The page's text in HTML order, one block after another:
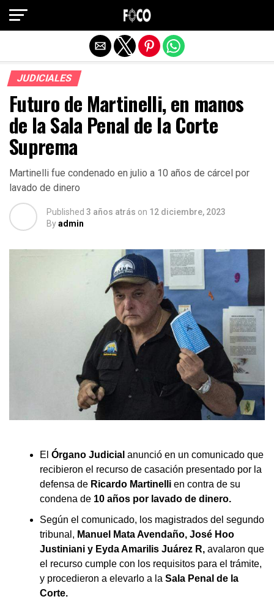
JUDICIALES
Futuro de Martinelli, en manos
de la Sala Penal de la Corte
Suprema
Martinelli fue condenado en julio a 10 años de cárcel por
lavado de dinero
Published 3 años atrás on 12 diciembre, 2023
Byadmin
El Órgano Judicial anunció en un comunicado que
recibieron el recurso de casación presentado por la
defensa de Ricardo Martinelli en contra de su
condena de 10 años por lavado de dinero.
Según el comunicado, los magistrados del segundo
tribunal, Manuel Mata Avendaño, José Hoo
Justiniani y Eyda Amarilis Juárez R, avalaron que
el recurso cumple con los requisitos para el trámite,
y procedieron a elevarlo a la Sala Penal de la
Corte.
Salir de la versión móvil